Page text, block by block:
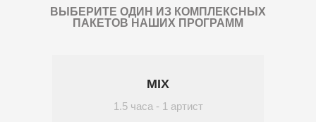
ВЫБЕРИТЕ ОДИН ИЗ КОМПЛЕКСНЫХ
ПАКЕТОВ НАШИХ ПРОГРАММ
MIX
1.5 часа - 1 артист